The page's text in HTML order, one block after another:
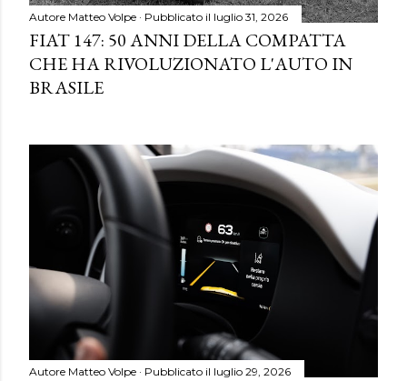
Autore Matteo Volpe Pubblicato il luglio 31, 2026
FIAT 147: 50 ANNI DELLA COMPATTA
CHE HA RIVOLUZIONATO L'AUTO IN
BRASILE
Autore Matteo Volpe Pubblicato il luglio 29, 2026